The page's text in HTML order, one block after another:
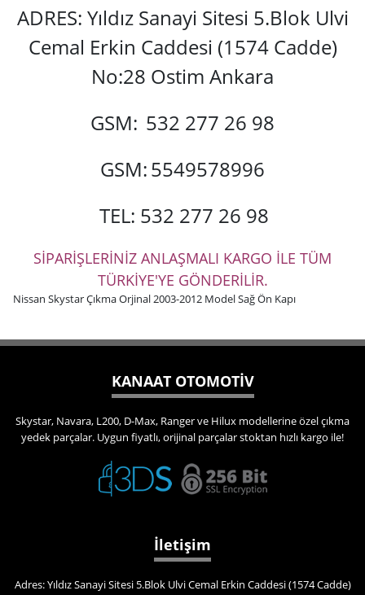
ADRES: Yıldız Sanayi Sitesi 5.Blok Ulvi
Cemal Erkin Caddesi (1574 Cadde)
No:28 Ostim Ankara
GSM: 532 277 26 98
GSM:5549578996
TEL: 532 277 26 98
SİPARİŞLERİNİZ ANLAŞMALI KARGO İLE TÜM
TÜRKİYE'YE GÖNDERİLİR.
Nissan Skystar Çıkma Orjinal 2003-2012 Model Sağ Ön Kapı
KANAAT OTOMOTİV
Skystar, Navara, L200, D-Max, Ranger ve Hilux modellerine özel çıkma
yedek parçalar. Uygun fiyatlı, orijinal parçalar stoktan hızlı kargo ile!
İletişim
Adres: Yıldız Sanayi Sitesi 5.Blok Ulvi Cemal Erkin Caddesi (1574 Cadde)